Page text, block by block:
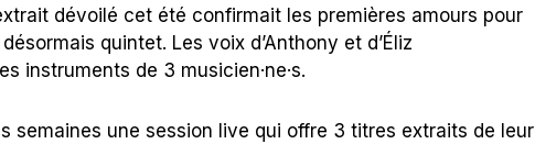
dévoilé cet été confirmait les premières amours pour
quintet. Les voix d’Anthony et d’Éliz
instruments de 3 musicien·ne·s.
semaines une session live qui offre 3 titres extraits de leur